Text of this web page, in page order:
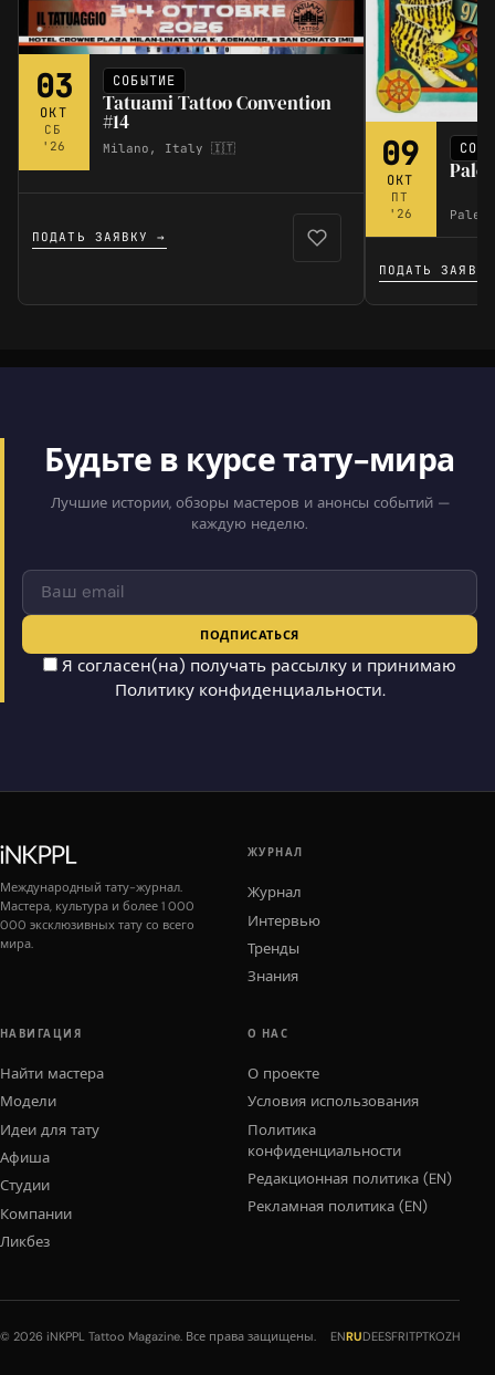
03
ОКТ
СБ
'26
СОБЫТИЕ
Tatuami Tattoo Convention
#14
Milano, Italy 🇮🇹
ПОДАТЬ ЗАЯВКУ →
09
ОКТ
ПТ
'26
ПОДАТЬ
Будьте в курсе тату-мира
Лучшие истории, обзоры мастеров и анонсы событий —
каждую неделю.
ПОДПИСАТЬСЯ
Я согласен(на) получать рассылку и принимаю
Политику конфиденциальности.
Международный тату-журнал.
Мастера, культура и более 1 000
000 эксклюзивных тату со всего
мира.
ЖУРНАЛ
Журнал
Интервью
Тренды
Знания
НАВИГАЦИЯ
Найти мастера
Модели
Идеи для тату
Афиша
Студии
Компании
Ликбез
О НАС
О проекте
Условия использования
Политика
конфиденциальности
Редакционная политика (EN)
Рекламная политика (EN)
© 2026 iNKPPL Tattoo Magazine. Все права защищены. ENRUDEESFRITPTKOZH